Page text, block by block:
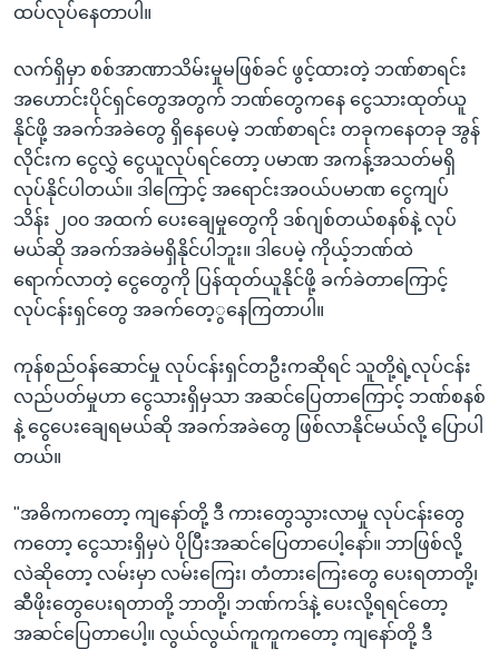
ထပ်လုပ်နေတာပါ။
လက်ရှိမှာ စစ်အာဏာသိမ်းမှုမဖြစ်ခင် ဖွင့်ထားတဲ့ ဘဏ်စာရင်း
အဟောင်းပိုင်ရှင်တွေအတွက် ဘဏ်တွေကနေ ငွေသားထုတ်ယူ
နိုင်ဖို့ အခက်အခဲတွေ ရှိနေပေမဲ့ ဘဏ်စာရင်း တခုကနေတခု အွန်
လိုင်းက ငွေလွှဲ ငွေယူလုပ်ရင်တော့ ပမာဏ အကန့်အသတ်မရှိ
လုပ်နိုင်ပါတယ်။ ဒါကြောင့် အရောင်းအဝယ်ပမာဏ ငွေကျပ်
သိန်း ၂၀၀ အထက် ပေးချေမှုတွေကို ဒစ်ဂျစ်တယ်စနစ်နဲ့ လုပ်
မယ်ဆို အခက်အခဲမရှိနိုင်ပါဘူး။ ဒါပေမဲ့ ကိုယ့်ဘဏ်ထဲ
ရောက်လာတဲ့ ငွေတွေကို ပြန်ထုတ်ယူနိုင်ဖို့ ခက်ခဲတာကြောင့်
လုပ်ငန်းရှင်တွေ အခက်တေ့ွနေကြတာပါ။
ကုန်စည်ဝန်ဆောင်မှု လုပ်ငန်းရှင်တဦးကဆိုရင် သူတို့ရဲ့လုပ်ငန်း
လည်ပတ်မှုဟာ ငွေသားရှိမှသာ အဆင်ပြေတာကြောင့် ဘဏ်စနစ်
နဲ့ ငွေပေးချေရမယ်ဆို အခက်အခဲတွေ ဖြစ်လာနိုင်မယ်လို့ ပြောပါ
တယ်။
"အဓိကကတော့ ကျနော်တို့ ဒီ ကားတွေသွားလာမှု လုပ်ငန်းတွေ
ကတော့ ငွေသားရှိမှပဲ ပိုပြီးအဆင်ပြေတာပေါ့နော်။ ဘာဖြစ်လို့
လဲဆိုတော့ လမ်းမှာ လမ်းကြေး၊ တံတားကြေးတွေ ပေးရတာတို့၊
ဆီဖိုးတွေပေးရတာတို့ ဘာတို့၊ ဘဏ်ကဒ်နဲ့ ပေးလို့ရရင်တော့
အဆင်ပြေတာပေါ့။ လွယ်လွယ်ကူကူကတော့ ကျနော်တို့ ဒီ